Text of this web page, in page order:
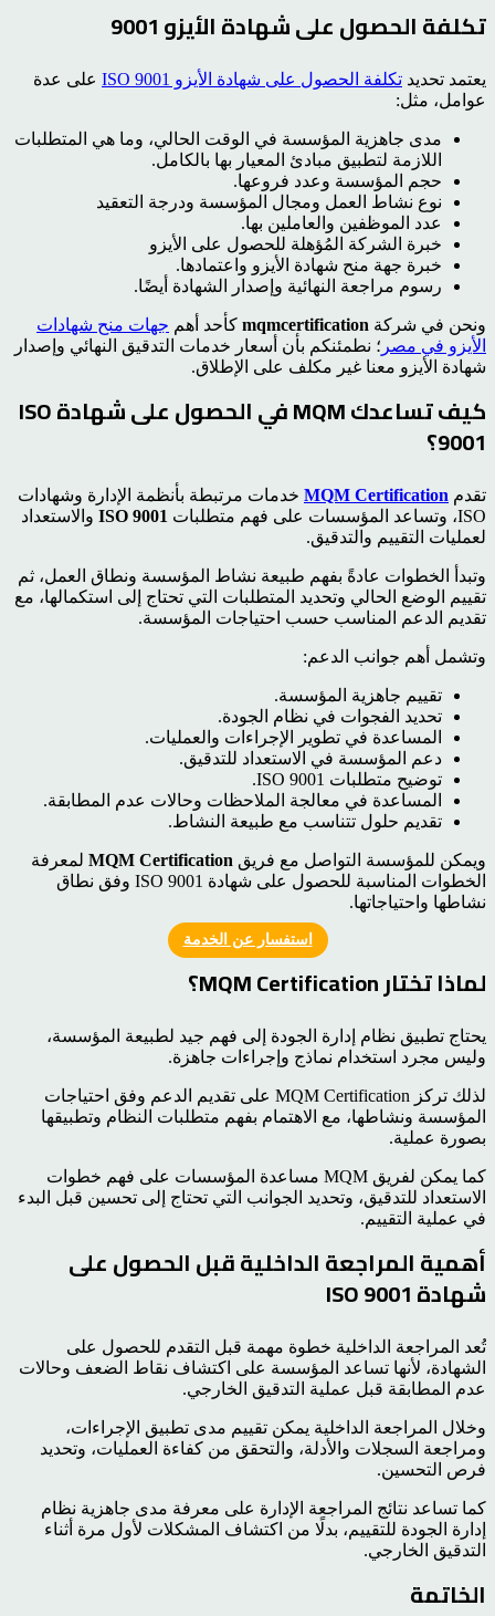
تكلفة الحصول على شهادة الأيزو 9001
يعتمد تحديد تكلفة الحصول على شهادة الأيزو ISO 9001
على عدة
عوامل، مثل:
مدى جاهزية المؤسسة في الوقت الحالي، وما هي المتطلبات
اللازمة لتطبيق مبادئ المعيار بها بالكامل.
حجم المؤسسة وعدد فروعها.
نوع نشاط العمل ومجال المؤسسة ودرجة التعقيد
عدد الموظفين والعاملين بها.
خبرة الشركة المُؤهلة للحصول على الأيزو
خبرة جهة منح شهادة الأيزو واعتمادها.
رسوم مراجعة النهائية وإصدار الشهادة أيضًا.
ونحن في شركة mqmcertification كأحد أهم جهات منح شهادات
الأيزو في مصر ؛ نطمئنكم بأن أسعار خدمات التدقيق النهائي وإصدار
شهادة الأيزو معنا غير مكلف على الإطلاق.
كيف تساعدك MQM في الحصول على شهادة ISO
9001؟
تقدم MQM Certification خدمات مرتبطة بأنظمة الإدارة وشهادات
ISO، وتساعد المؤسسات على فهم متطلبات
ISO 9001 والاستعداد
لعمليات التقييم والتدقيق.
وتبدأ الخطوات عادةً بفهم طبيعة نشاط المؤسسة ونطاق العمل، ثم
تقييم الوضع الحالي وتحديد المتطلبات التي تحتاج إلى استكمالها، مع
تقديم الدعم المناسب حسب احتياجات المؤسسة.
وتشمل أهم جوانب الدعم:
تقييم جاهزية المؤسسة.
تحديد الفجوات في نظام الجودة.
المساعدة في تطوير الإجراءات والعمليات.
دعم المؤسسة في الاستعداد للتدقيق.
توضيح متطلبات ISO 9001.
المساعدة في معالجة الملاحظات وحالات عدم المطابقة.
تقديم حلول تتناسب مع طبيعة النشاط.
ويمكن للمؤسسة التواصل مع فريق MQM Certification لمعرفة
الخطوات المناسبة للحصول على شهادة ISO 9001 وفق نطاق
نشاطها واحتياجاتها.
استفسار عن الخدمة
لماذا تختار MQM Certification؟
يحتاج تطبيق نظام إدارة الجودة إلى فهم جيد لطبيعة المؤسسة،
وليس مجرد استخدام نماذج وإجراءات جاهزة.
لذلك تركز MQM Certification على تقديم الدعم وفق احتياجات
المؤسسة ونشاطها، مع الاهتمام بفهم متطلبات النظام وتطبيقها
بصورة عملية.
كما يمكن لفريق MQM مساعدة المؤسسات على فهم خطوات
الاستعداد للتدقيق، وتحديد الجوانب التي تحتاج إلى تحسين قبل البدء
في عملية التقييم.
أهمية المراجعة الداخلية قبل الحصول على
شهادة ISO 9001
تُعد المراجعة الداخلية خطوة مهمة قبل التقدم للحصول على
الشهادة، لأنها تساعد المؤسسة على اكتشاف نقاط الضعف وحالات
عدم المطابقة قبل عملية التدقيق الخارجي.
وخلال المراجعة الداخلية يمكن تقييم مدى تطبيق الإجراءات،
ومراجعة السجلات والأدلة، والتحقق من كفاءة العمليات، وتحديد
فرص التحسين.
كما تساعد نتائج المراجعة الإدارة على معرفة مدى جاهزية نظام
إدارة الجودة للتقييم، بدلًا من اكتشاف المشكلات لأول مرة أثناء
التدقيق الخارجي.
الخاتمة